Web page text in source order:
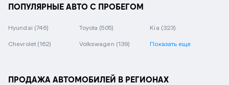
ПОПУЛЯРНЫЕ АВТО С ПРОБЕГОМ
Hyundai (746) Toyota (505) Kia (323)
Chevrolet (162) Volkswagen (139) Показать еще
ПРОДАЖА АВТОМОБИЛЕЙ В РЕГИОНАХ